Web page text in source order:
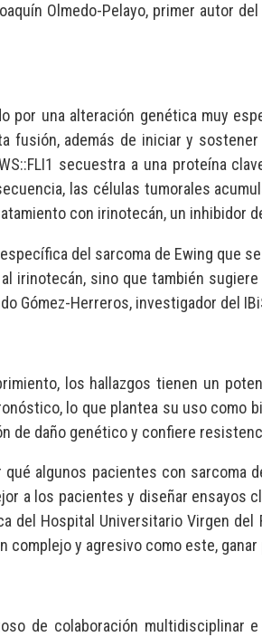
Olmedo-Pelayo, primer autor
por una alteración genética muy
fusión, además de iniciar y
secuestra a una proteína
las células tumorales
con irinotecán, un inhibidor
del sarcoma de Ewing que
irinotecán, sino que también
Gómez-Herreros, investigador del
los hallazgos tienen un
lo que plantea su uso
de daño genético y confiere
algunos pacientes con sarcoma
a los pacientes y diseñar ensayos
del Hospital Universitario Virgen
complejo y agresivo como este,
de colaboración multidisciplinar